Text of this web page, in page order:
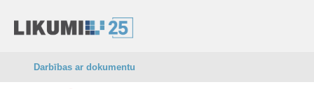
Darbības ar dokumentu